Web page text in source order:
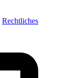
Rechtliches